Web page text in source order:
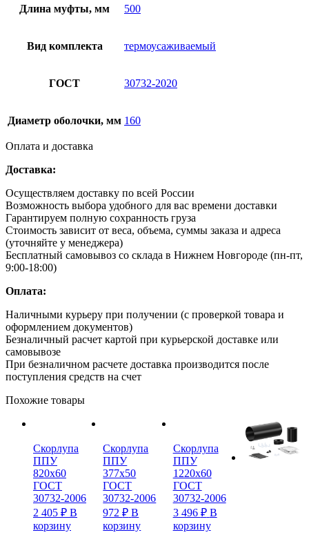
Длина муфты, мм 500
Вид комплекта термоусаживаемый
ГОСТ 30732-2020
Диаметр оболочки, мм 160
Оплата и доставка
Доставка:
Осуществляем доставку по всей России
Возможность выбора удобного для вас времени доставки
Гарантируем полную сохранность груза
Стоимость зависит от веса, объема, суммы заказа и адреса
(уточняйте у менеджера)
Бесплатный самовывоз со склада в Нижнем Новгороде (пн-пт,
9:00-18:00)
Оплата:
Наличными курьеру при получении (с проверкой товара и
оформлением документов)
Безналичный расчет картой при курьерской доставке или
самовывозе
При безналичном расчете доставка производится после
поступления средств на счет
Похожие товары
Скорлупа
ППУ
820х60
ГОСТ
30732-2006
2 405 ₽ В
корзину
Скорлупа
ППУ
377х50
ГОСТ
30732-2006
972₽ В
корзину
Скорлупа
ППУ
1220х60
ГОСТ
30732-2006
3 496 ₽ В
корзину